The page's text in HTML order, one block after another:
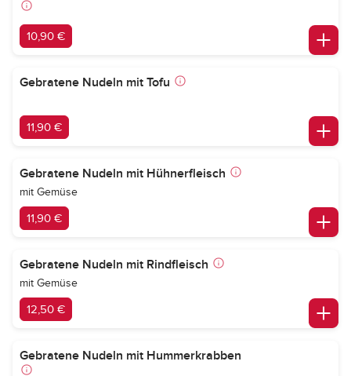
10,90 €
Gebratene Nudeln mit Tofu
11,90 €
Gebratene Nudeln mit Hühnerfleisch
mit Gemüse
11,90 €
Gebratene Nudeln mit Rindfleisch
mit Gemüse
12,50 €
Gebratene Nudeln mit Hummerkrabben